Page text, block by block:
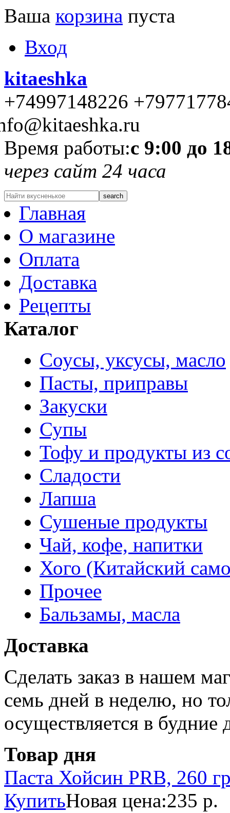
Ваша корзина пуста
Вход
kitaeshka
+74997148226
Время работы:с 9:00 до
через сайт 24 часа
Главная
О магазине
Оплата
Доставка
Рецепты
Каталог
Соусы, уксусы, масло
Пасты, приправы
Закуски
Супы
Тофу и продукты из
Сладости
Лапша
Сушеные продукты
Чай, кофе, напитки
Хого (Китайский
Прочее
Бальзамы, масла
Доставка
Сделать заказ в нашем
семь дней в неделю, но
осуществляется в будние
Товар дня
Паста Хойсин PRB, 260
КупитьНовая цена:235 р.